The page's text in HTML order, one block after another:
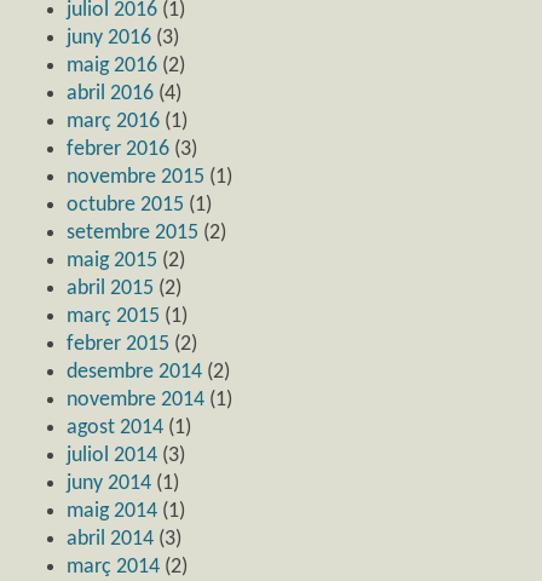
juliol 2016 (1)
juny 2016 (3)
maig 2016 (2)
abril 2016 (4)
març 2016 (1)
febrer 2016 (3)
novembre 2015 (1)
octubre 2015 (1)
setembre 2015 (2)
maig 2015 (2)
abril 2015 (2)
març 2015 (1)
febrer 2015 (2)
desembre 2014 (2)
novembre 2014 (1)
agost 2014 (1)
juliol 2014 (3)
juny 2014 (1)
maig 2014 (1)
abril 2014 (3)
març 2014 (2)